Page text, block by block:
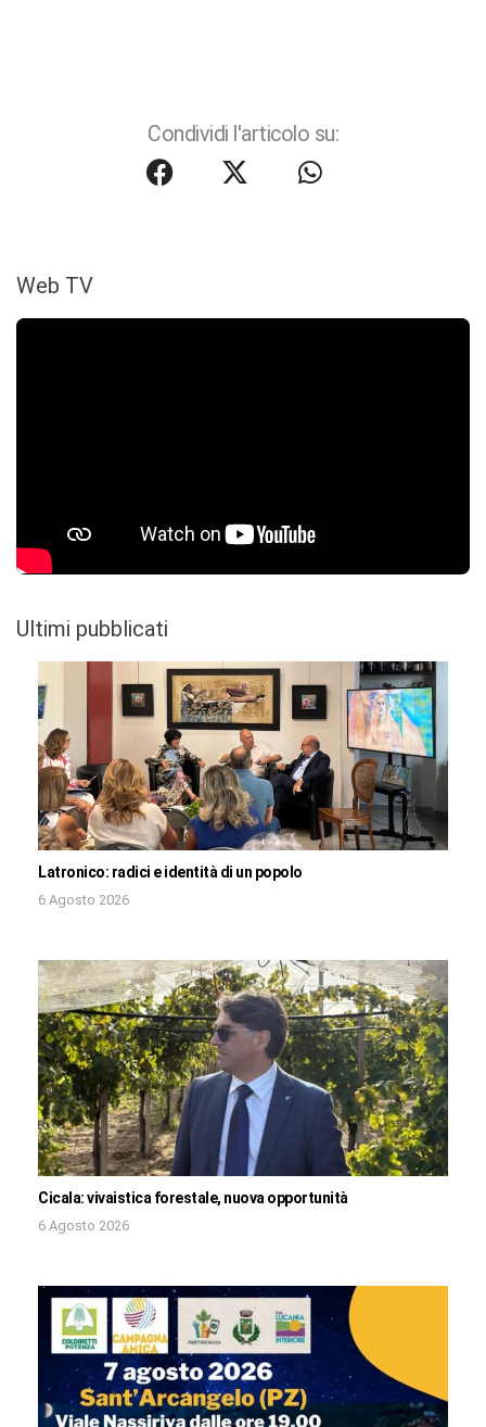
Condividi l'articolo su:
Web TV
Ultimi pubblicati
Latronico: radici e identità di un popolo
6 Agosto 2026
Cicala: vivaistica forestale, nuova opportunità
6 Agosto 2026